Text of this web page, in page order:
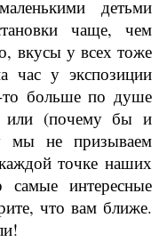
детьми
чаще, чем
вкусы у всех тоже
час у экспозиции
то больше по душе
или (почему бы и
мы не призываем
точке наших
интересные
что вам ближе.